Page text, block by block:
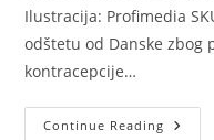
Ilustracija: Profimedia
odštetu od Danske zbog
kontracepcije…
Continue Reading